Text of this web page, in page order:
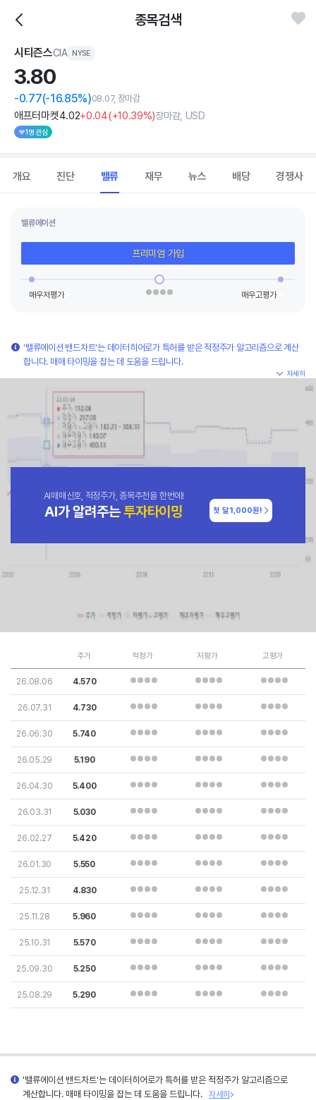
종목검색
시티즌스CIA NYSE
3.80
-0.77(-16.85%)08.07, 장마감
애프터마켓4.02+0.04(+10.39%)장마감, USD
1명 관심
개요 진단 밸류 재무 뉴스 배당 경쟁사
밸류에이션
프리미엄 가입
'밸류에이션 밴드차트'는 데이터히어로가 특허를 받은 적정주가 알고리즘으로 계산
합니다. 매매 타이밍을 잡는 데 도움을 드립니다.
자세히
AI매매신호, 적정주가, 종목추천을 한번에!
AI가 알려주는투자타이밍 첫 달1,000원!
주가 적정가 저평가 고평가
26.08.06 4.570
26.07.31 4.730
26.06.30 5.740
26.05.29 5.190
26.04.30 5.400
26.03.31 5.030
26.02.27 5.420
26.01.30 5.550
25.12.31 4.830
25.11.28 5.960
25.10.31 5.570
25.09.30 5.250
25.08.29 5.290
'밸류에이션 밴드차트'는 데이터히어로가 특허를 받은 적정주가 알고리즘으로
계산합니다. 매매 타이밍을 잡는 데 도움을 드립니다.
자세히